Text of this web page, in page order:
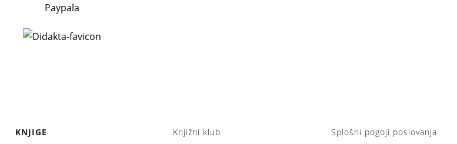
Paypala
KNJIGE Knjižni klub Splošni pogoji poslovanja